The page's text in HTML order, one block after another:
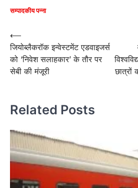
सम्पादकीय पन्ना
Post
navigation
⟵
जियोब्लैकरॉक इन्वेस्टमेंट एडवाइजर्स
को ‘निवेश सलाहकार’ के तौर पर
सेबी की मंजूरी
छात्रों
Related Posts